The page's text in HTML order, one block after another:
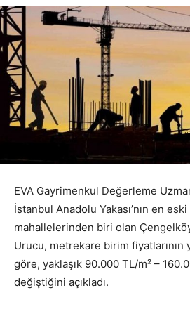
EVA Gayrimenkul Değerleme
İstanbul Anadolu Yakası’nın en
mahallelerinden biri olan
Urucu, metrekare birim fiyatlarının
göre, yaklaşık 90.000 TL/m² –
değiştiğini açıkladı.